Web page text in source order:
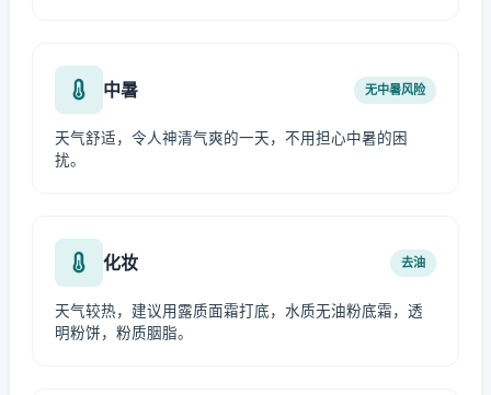
中暑 无中暑风险
天气舒适，令人神清气爽的一天，不用担心中暑的困
扰。
化妆 去油
天气较热，建议用露质面霜打底，水质无油粉底霜，透
明粉饼，粉质胭脂。